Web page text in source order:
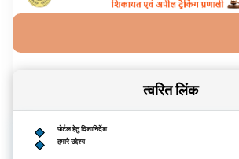
त्वरित लिंक
पोर्टल हेतु दिशानिर्देश
हमारे उद्देश्य